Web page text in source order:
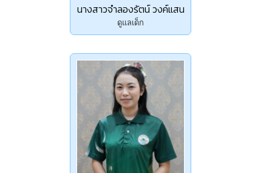
นางสาวจำลองรัตน์ วงค์แสน
ดูแลเด็ก